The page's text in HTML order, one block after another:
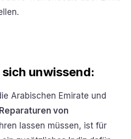
unwissend:
Arabischen Emirate und
von
lassen müssen, ist für